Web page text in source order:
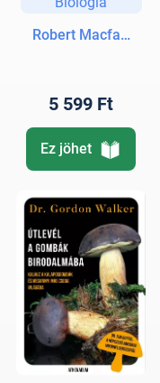
Robert Macfarlane
5 599 Ft
Ez jöhet